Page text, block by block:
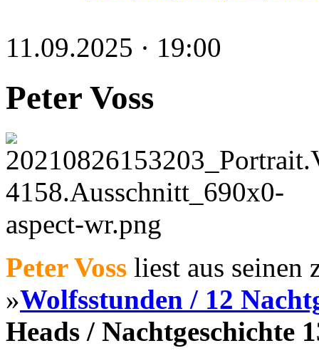
11.09.2025 · 19:00
Peter Voss
Peter Voss liest aus seinen
»Wolfsstunden / 12
Heads / Nachtgeschichte